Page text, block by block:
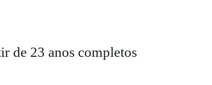
de 23 anos completos